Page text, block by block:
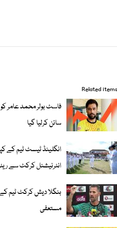
Related items
فاسٹ بولر محمد عامر
سائن کرلیا گیا
انگلینڈ ٹیسٹ ٹیم کے
انٹرنیشنل کرکٹ سے
بنگلا دیش کرکٹ ٹیم
مستعفی